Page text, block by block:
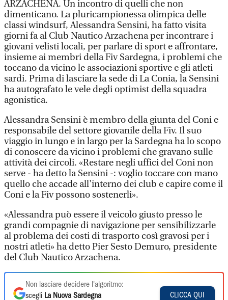
ARZACHENA. Un incontro di quelli che non
dimenticano. La pluricampionessa olimpica delle
classi windsurf, Alessandra Sensini, ha fatto visita
giorni fa al Club Nautico Arzachena per incontrare i
giovani velisti locali, per parlare di sport e affrontare,
insieme ai membri della Fiv Sardegna, i problemi che
toccano da vicino le associazioni sportive e gli atleti
sardi. Prima di lasciare la sede di La Conia, la Sensini
ha autografato le vele degli optimist della squadra
agonistica.
Alessandra Sensini è membro della giunta del Coni e
responsabile del settore giovanile della Fiv. Il suo
viaggio in lungo e in largo per la Sardegna ha lo scopo
di conoscere da vicino i problemi che gravano sulle
attività dei circoli. «Restare negli uffici del Coni non
serve - ha detto la Sensini -: voglio toccare con mano
quello che accade all'interno dei club e capire come il
Coni e la Fiv possono sostenerli».
«Alessandra può essere il veicolo giusto presso le
grandi compagnie di navigazione per sensibilizzarle
al problema dei costi di trasporto così gravosi per i
nostri atleti» ha detto Pier Sesto Demuro, presidente
del Club Nautico Arzachena.
Non lasciare decidere l'algoritmo:
scegli La Nuova Sardegna
CLICCA QUI